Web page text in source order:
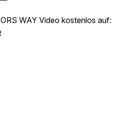
WAY Video kostenlos auf: